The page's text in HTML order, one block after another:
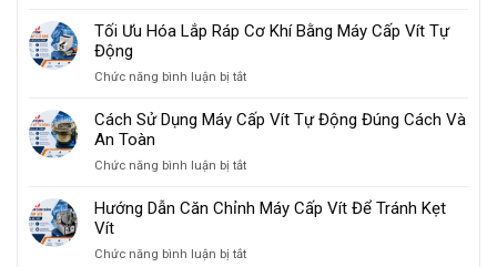
Tăng
2026
Pháp
Vít
Ngành
Dụng
Tối Ưu Hóa Lắp Ráp Cơ Khí Bằng Máy Cấp Vít Tự
Động
Chức năng bình luận bị tắtở
Ưu
Hóa
Ráp
Khí
Cách Sử Dụng Máy Cấp Vít Tự Động Đúng Cách Và
An Toàn
Chức năng bình luận bị tắtở
Sử
Cấp
Hướng Dẫn Căn Chỉnh Máy Cấp Vít Để Tránh Kẹt
Vít
Chức năng bình luận bị tắtở